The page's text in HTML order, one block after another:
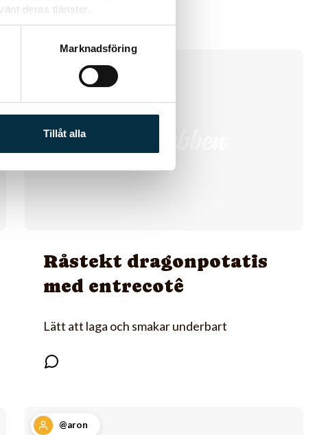
deras tjänster.
Marknadsföring
Tillåt alla
@aron
Råstekt dragonpotatis
med entrecotê
Lätt att laga och smakar underbart
@aron